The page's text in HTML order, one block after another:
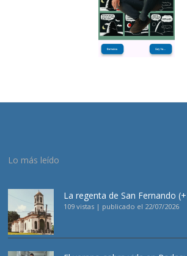
Lo más leído
La regenta de San Fernando
109 vistas | publicado el 22/07/2026